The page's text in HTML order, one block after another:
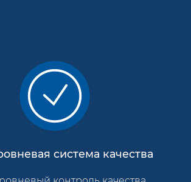
система качества